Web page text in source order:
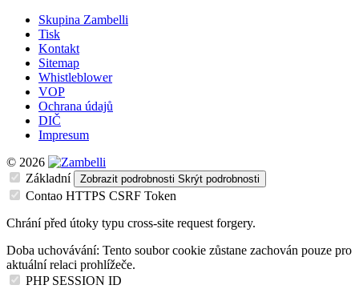
Skupina Zambelli
Tisk
Kontakt
Sitemap
Whistleblower
VOP
Ochrana údajů
DIČ
Impresum
© 2026
Základní
Zobrazit podrobnosti Skrýt podrobnosti
Contao HTTPS CSRF Token
Chrání před útoky typu cross-site request forgery.
Doba uchovávání: Tento soubor cookie zůstane zachován pouze pro
aktuální relaci prohlížeče.
PHP SESSION ID